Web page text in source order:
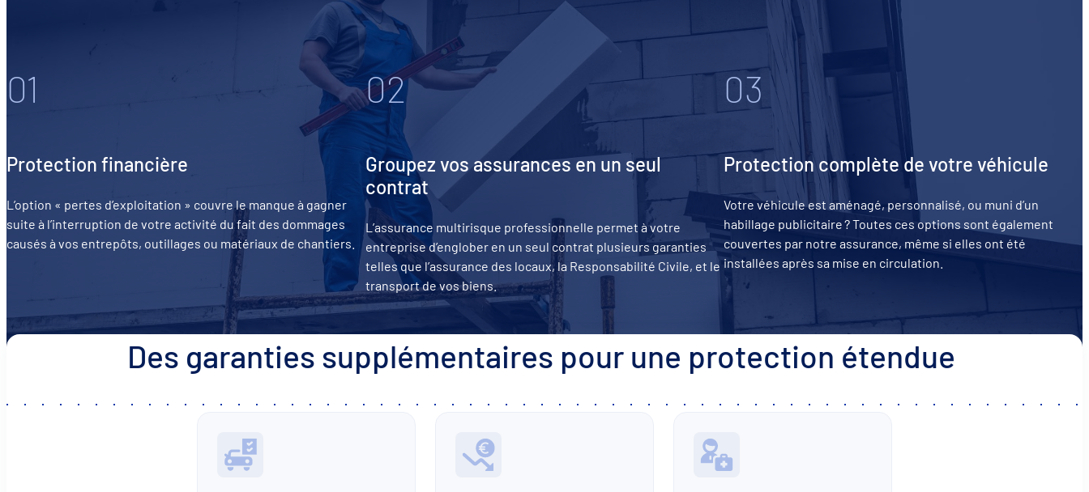
01
Protection financière
L’option « pertes d’exploitation » couvre le manque à gagner
suite à l’interruption de votre activité du fait des dommages
causés à vos entrepôts, outillages ou matériaux de chantiers.
02
Groupez vos assurances en un seul
contrat
L’assurance multirisque professionnelle permet à votre
entreprise d’englober en un seul contrat plusieurs garanties
telles que l’assurance des locaux, la Responsabilité Civile, et le
transport de vos biens.
03
Protection complète de votre véhicule
Votre véhicule est aménagé, personnalisé, ou muni d’un
habillage publicitaire ? Toutes ces options sont également
couvertes par notre assurance, même si elles ont été
installées après sa mise en circulation.
Des garanties supplémentaires pour une protection étendue